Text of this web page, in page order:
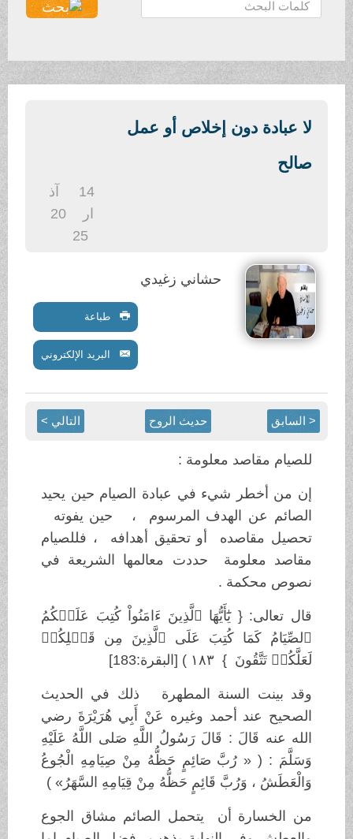
ح
ث
لا عبادة دون إخلاص أو عمل
صالح
20
حشاني زغيدي
طباعة
البريد الإلكتروني
< السابق حديث الروح التالي >
للصيام مقاصد معلومة :
إن من أخطر شيء في عبادة الصيام حين يحيد
الصائم عن الهدف المرسوم ، حين يفوته
تحصيل مقاصده أو تحقيق أهدافه ، فللصيام
مقاصد معلومة حددت معالمها الشريعة في
نصوص محكمة .
قال تعالى: { يَٰٓأَيُّهَا ٱلَّذِينَ ءَامَنُواْ كُتِبَ عَلَيۡكُمُ
ٱلصِّيَامُ كَمَا كُتِبَ عَلَى ٱلَّذِينَ مِن قَبۡلِكُمۡ
لَعَلَّكُمۡ تَتَّقُونَ } ١٨٣ ) [البقرة:183]
وقد بينت السنة المطهرة ذلك في الحديث
الصحيح عند أحمد وغيره عَنْ أَبِي هُرَيْرَةَ رضي
الله عنه قَالَ : قَالَ رَسُولُ اللَّهِ صَلى اللَّهُ عَلَيْهِ
وَسَلَّمَ : ( « رُبَّ صَائِمٍ حَظُّهُ مِنْ صِيَامِهِ الْجُوعُ
وَالْعَطَشُ ، وَرُبَّ قَائِمٍ حَظُّهُ مِنْ قِيَامِهِ السَّهَرُ» )
من الخسارة أن يتحمل الصائم مشاق الجوع